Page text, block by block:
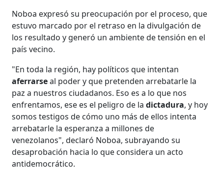
Noboa expresó su preocupación por el proceso, que
estuvo marcado por el retraso en la divulgación de
los resultado y generó un ambiente de tensión en el
país vecino.
"En toda la región, hay políticos que intentan
aferrarseal poder y que pretenden arrebatarle la
paz a nuestros ciudadanos. Eso es a lo que nos
enfrentamos, ese es el peligro de ladictadura, y hoy
somos testigos de cómo uno más de ellos intenta
arrebatarle la esperanza a millones de
venezolanos", declaró Noboa, subrayando su
desaprobación hacia lo que considera un acto
antidemocrático.